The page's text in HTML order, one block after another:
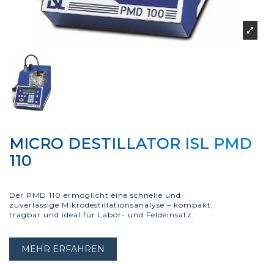
MICRO DESTILLATOR ISL PMD
110
Der PMD 110 ermöglicht eine schnelle und
zuverlässige Mikrodestillationsanalyse – kompakt,
tragbar und ideal für Labor- und Feldeinsatz.
MEHR ERFAHREN